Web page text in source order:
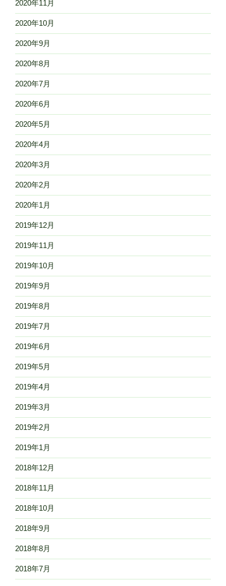
2020年11月
2020年10月
2020年9月
2020年8月
2020年7月
2020年6月
2020年5月
2020年4月
2020年3月
2020年2月
2020年1月
2019年12月
2019年11月
2019年10月
2019年9月
2019年8月
2019年7月
2019年6月
2019年5月
2019年4月
2019年3月
2019年2月
2019年1月
2018年12月
2018年11月
2018年10月
2018年9月
2018年8月
2018年7月